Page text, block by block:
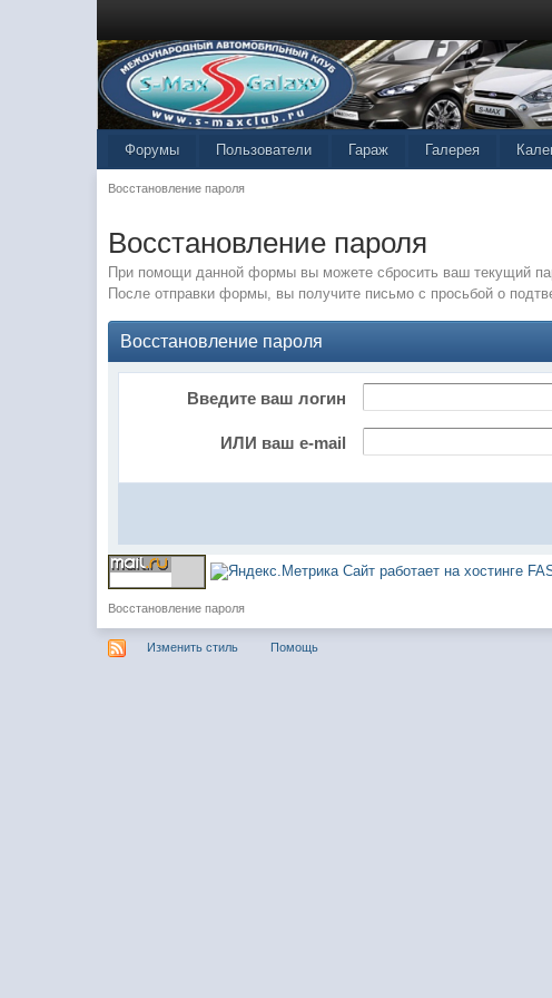
Форумы Пользователи Гараж Галерея
Восстановление пароля
Восстановление пароля
При помощи данной формы вы можете сбросить ваш текущий
После отправки формы, вы получите письмо с просьбой о
Восстановление пароля
Введите ваш логин
ИЛИ ваш e-mail
Сайт работает на хостинге
Восстановление пароля
Изменить стиль Помощь